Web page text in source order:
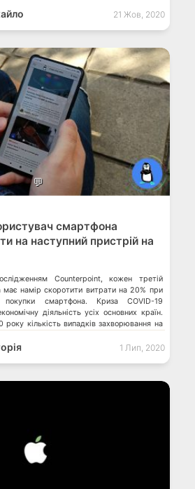
21 Жов, 2020
💬
смартфона
на наступний пристрій на
Counterpoint, кожен третій
має намір скоротити витрати на 20% при
покупки смартфона. Криза COVID-19
діяльність усіх основних країн.
року кількість випадків захворювання на
захворювання продовжує зростати, на
1 Лип, 2020